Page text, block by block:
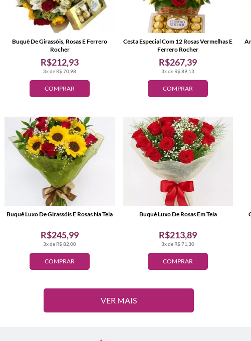
COMPRAR
3x de R$ 70,98
R$212,93
Buquê De Girassóis, Rosas E Ferrero
Rocher
COMPRAR
3x de R$ 89,13
R$267,39
Cesta Especial Com 12 Rosas Vermelhas E
Ferrero Rocher
COMPRAR
3x de R$ 82,00
R$245,99
Buquê Luxo De Girassóis E Rosas Na Tela
COMPRAR
3x de R$ 71,30
R$213,89
Buquê Luxo De Rosas Em Tela
VER MAIS